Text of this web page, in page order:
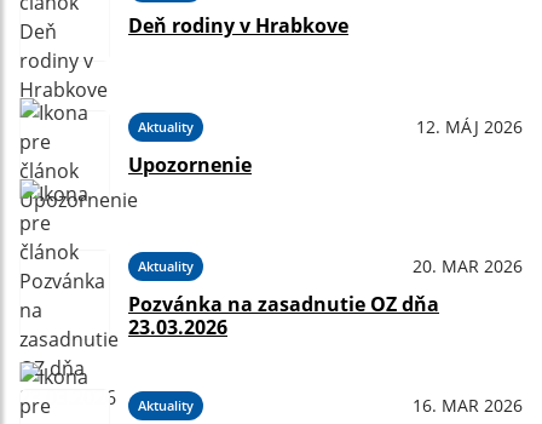
Deň rodiny v Hrabkove
Aktuality 12. MÁJ 2026
Upozornenie
Aktuality 20. MAR 2026
Pozvánka na zasadnutie OZ dňa
23.03.2026
Aktuality 16. MAR 2026